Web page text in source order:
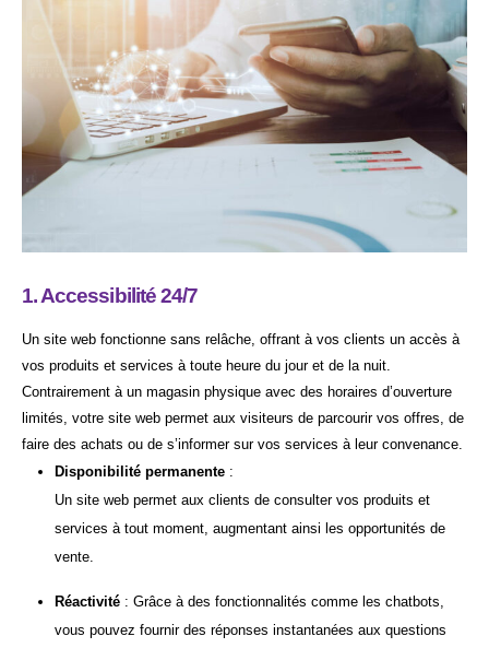
1. Accessibilité 24/7
Un site web fonctionne sans relâche, offrant à vos clients un accès à
vos produits et services à toute heure du jour et de la nuit.
Contrairement à un magasin physique avec des horaires d’ouverture
limités, votre site web permet aux visiteurs de parcourir vos offres, de
faire des achats ou de s’informer sur vos services à leur convenance.
Disponibilité permanente:
Un site web permet aux clients de consulter vos produits et
services à tout moment, augmentant ainsi les opportunités de
vente.
Réactivité : Grâce à des fonctionnalités comme les chatbots,
vous pouvez fournir des réponses instantanées aux questions